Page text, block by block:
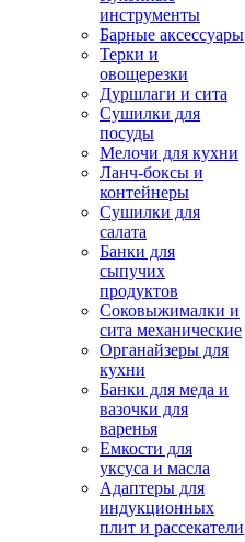
инструменты
Барные аксессуары
Терки и
овощерезки
Дуршлаги и сита
Сушилки для
посуды
Мелочи для кухни
Ланч-боксы и
контейнеры
Сушилки для
салата
Банки для
сыпучих
продуктов
Соковыжималки и
сита механические
Органайзеры для
кухни
Банки для меда и
вазочки для
варенья
Емкости для
уксуса и масла
Адаптеры для
индукционных
плит и рассекатели